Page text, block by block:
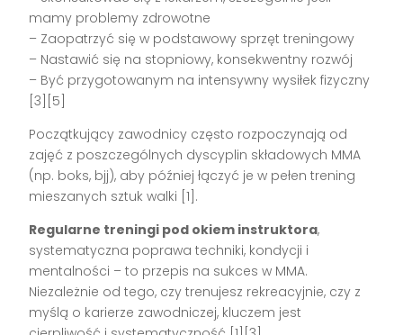
mamy problemy zdrowotne
– Zaopatrzyć się w podstawowy sprzęt treningowy
– Nastawić się na stopniowy, konsekwentny rozwój
– Być przygotowanym na intensywny wysiłek fizyczny
[3][5]
Początkujący zawodnicy często rozpoczynają od
zajęć z poszczególnych dyscyplin składowych MMA
(np. boks, bjj), aby później łączyć je w pełen trening
mieszanych sztuk walki [1].
Regularne treningi pod okiem instruktora,
systematyczna poprawa techniki, kondycji i
mentalności – to przepis na sukces w MMA.
Niezależnie od tego, czy trenujesz rekreacyjnie, czy z
myślą o karierze zawodniczej, kluczem jest